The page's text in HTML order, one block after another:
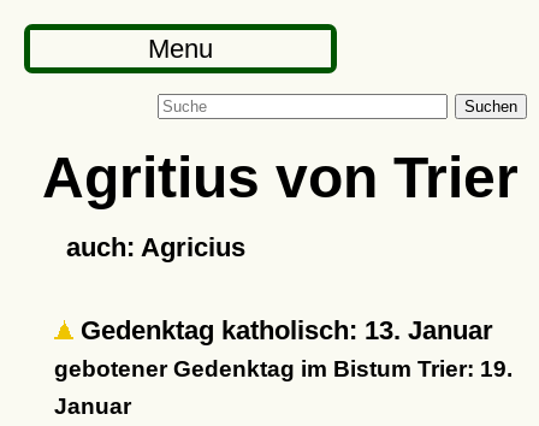
Menu
Suchen
Agritius von Trier
auch: Agricius
Gedenktag katholisch: 13. Januar
gebotener Gedenktag im Bistum Trier: 19.
Januar